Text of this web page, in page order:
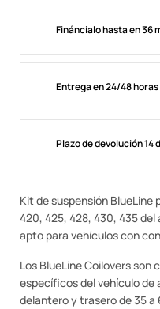
Fináncialo hasta en 36
Entrega en 24/48
Plazo de devolución 14
Kit de suspensión BlueLine
420, 425, 428, 430, 435
apto para vehículos con
Los BlueLine Coilovers son
específicos del vehículo de
delantero y trasero de 35